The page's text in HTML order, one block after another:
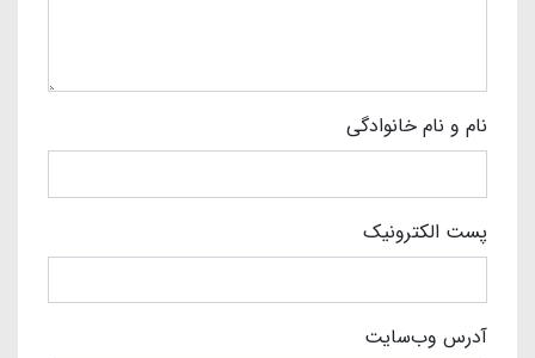
نام و نام خانوادگی
پست الکترونیک
آدرس وب‌سایت